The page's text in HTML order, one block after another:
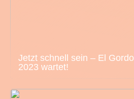
Jetzt schnell sein – El Gordo
2023 wartet!